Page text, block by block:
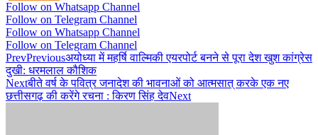
Follow on Whatsapp Channel
Follow on Telegram Channel
Follow on Whatsapp Channel
Follow on Telegram Channel
PrevPreviousअयोध्या में महर्षि वाल्मिकी एयरपोर्ट बनने से पूरा देश खुश कांग्रेस
दुखी: धरमलाल कौशिक
Nextबीते वर्ष के पवित्र जनादेश की भावनाओं को आत्मसात् करके एक नए
छत्तीसगढ़ की करेंगे रचना : किरण सिंह देवNext